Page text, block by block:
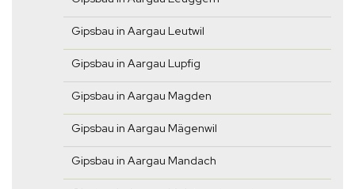
Gipsbau in Aargau Leutwil
Gipsbau in Aargau Lupfig
Gipsbau in Aargau Magden
Gipsbau in Aargau Mägenwil
Gipsbau in Aargau Mandach